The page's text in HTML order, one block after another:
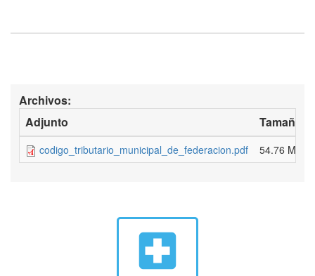
Archivos:
Adjunto
Tamaño
codigo_tributario_municipal_de_federacion.pdf 54.76 MB
local_hospital